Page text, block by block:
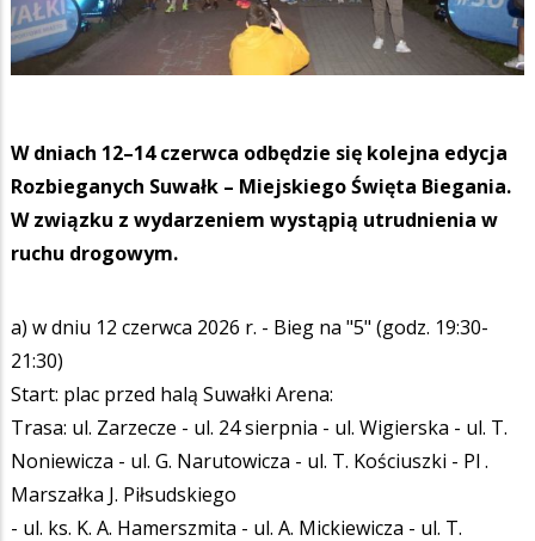
W dniach 12–14 czerwca odbędzie się kolejna edycja
Rozbieganych Suwałk – Miejskiego Święta Biegania.
W związku z wydarzeniem wystąpią utrudnienia w
ruchu drogowym.
a) w dniu 12 czerwca 2026 r. - Bieg na "5" (godz. 19:30-
21:30)
Start: plac przed halą Suwałki Arena:
Trasa: ul. Zarzecze - ul. 24 sierpnia - ul. Wigierska - ul. T.
Noniewicza - ul. G. Narutowicza - ul. T. Kościuszki - Pl .
Marszałka J. Piłsudskiego
- ul. ks. K. A. Hamerszmita - ul. A. Mickiewicza - ul. T.